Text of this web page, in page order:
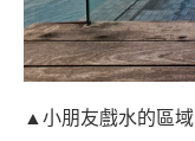
▲小朋友戲水的區域